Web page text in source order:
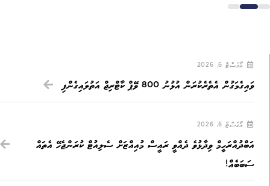
އޯގަސްޓް 6, 2026
ވައިގެމަގުން އެތެރެކުރަން އުޅުނު 800 ވޭޕް ކާޓްރިޖް އަތުލައިގެންފި
އޯގަސްޓް 6, 2026
އަބްދުއްރަހީމް ވިދާޅުވެ ދެއްވީ ރައީސް މުއިއްޒަށް ސެލިއުޓް ކުރަންޖެހޭ އެތައް
ސަބަބެއް!